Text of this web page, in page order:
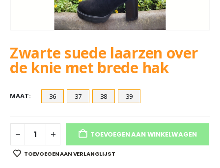
Zwarte suede laarzen over
de knie met brede hak
MAAT 36 37 38 39
TOEVOEGEN AAN WINKELWAGEN
TOEVOEGEN AAN VERLANGLIJST